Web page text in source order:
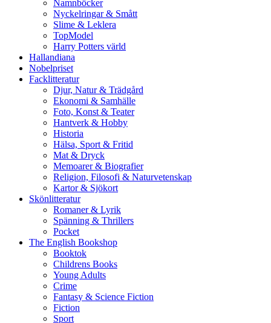
Namnböcker
Nyckelringar & Smått
Slime & Leklera
TopModel
Harry Potters värld
Hallandiana
Nobelpriset
Facklitteratur
Djur, Natur & Trädgård
Ekonomi & Samhälle
Foto, Konst & Teater
Hantverk & Hobby
Historia
Hälsa, Sport & Fritid
Mat & Dryck
Memoarer & Biografier
Religion, Filosofi & Naturvetenskap
Kartor & Sjökort
Skönlitteratur
Romaner & Lyrik
Spänning & Thrillers
Pocket
The English Bookshop
Booktok
Childrens Books
Young Adults
Crime
Fantasy & Science Fiction
Fiction
Sport